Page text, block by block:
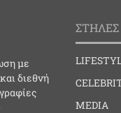
με
διεθνή
ΣΤΗΛΕΣ
MEDIA